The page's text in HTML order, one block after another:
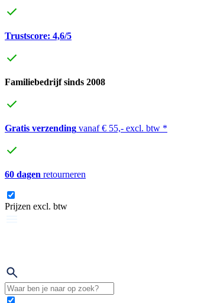
Trustscore: 4,6/5
Familiebedrijf sinds 2008
Gratis verzending vanaf € 55,- excl. btw *
60 dagen retourneren
Prijzen excl. btw